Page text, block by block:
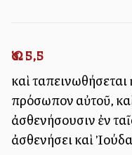
Ὡσ. 5,5
καὶ ταπεινωθήσεται
πρόσωπον αὐτοῦ,
ἀσθενήσουσιν ἐν
ἀσθενήσει καὶ